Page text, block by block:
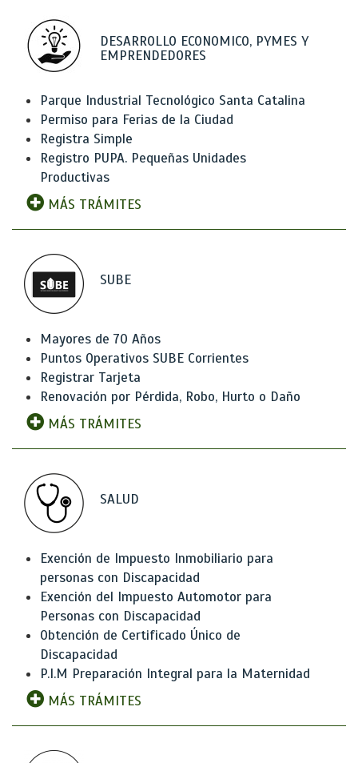
DESARROLLO ECONOMICO, PYMES Y
EMPRENDEDORES
Parque Industrial Tecnológico Santa Catalina
Permiso para Ferias de la Ciudad
Registra Simple
Registro PUPA. Pequeñas Unidades
Productivas
MÁS TRÁMITES
SUBE
Mayores de 70 Años
Puntos Operativos SUBE Corrientes
Registrar Tarjeta
Renovación por Pérdida, Robo, Hurto o Daño
MÁS TRÁMITES
SALUD
Exención de Impuesto Inmobiliario para
personas con Discapacidad
Exención del Impuesto Automotor para
Personas con Discapacidad
Obtención de Certificado Único de
Discapacidad
P.I.M Preparación Integral para la Maternidad
MÁS TRÁMITES